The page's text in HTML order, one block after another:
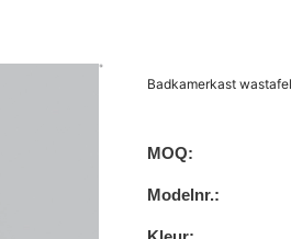
Badkamerkast
MOQ:
Modelnr.: